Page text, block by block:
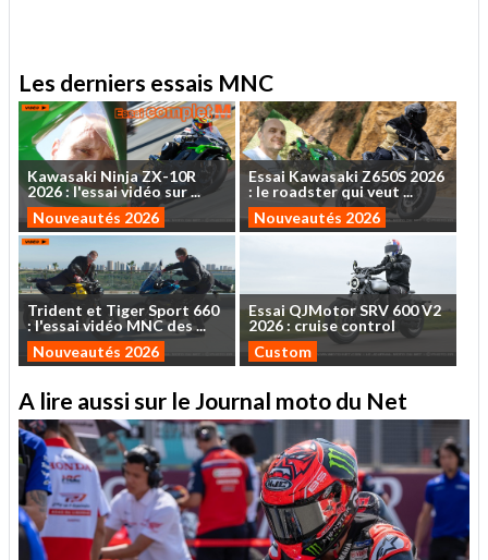
Les derniers essais MNC
Kawasaki NinjaZX-10R
2026: l'essaividéo sur...
Nouveautés 2026
Essai KawasakiZ650S 2026
: le roadsterquiveut ...
Nouveautés 2026
Trident et TigerSport 660
: l'essaividéoMNCdes...
Nouveautés 2026
EssaiQJMotorSRV 600V2
2026 : cruise control
Custom
A lire aussi sur le Journal moto du Net